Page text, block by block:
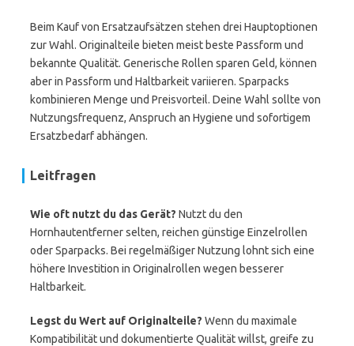
Beim Kauf von Ersatzaufsätzen stehen drei Hauptoptionen
zur Wahl. Originalteile bieten meist beste Passform und
bekannte Qualität. Generische Rollen sparen Geld, können
aber in Passform und Haltbarkeit variieren. Sparpacks
kombinieren Menge und Preisvorteil. Deine Wahl sollte von
Nutzungsfrequenz, Anspruch an Hygiene und sofortigem
Ersatzbedarf abhängen.
Leitfragen
Wie oft nutzt du das Gerät? Nutzt du den
Hornhautentferner selten, reichen günstige Einzelrollen
oder Sparpacks. Bei regelmäßiger Nutzung lohnt sich eine
höhere Investition in Originalrollen wegen besserer
Haltbarkeit.
Legst du Wert auf Originalteile? Wenn du maximale
Kompatibilität und dokumentierte Qualität willst, greife zu